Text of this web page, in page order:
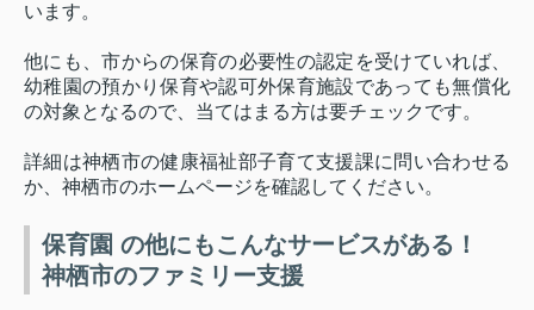
います。
他にも、市からの保育の必要性の認定を受けていれば、
幼稚園の預かり保育や認可外保育施設であっても無償化
の対象となるので、当てはまる方は要チェックです。
詳細は神栖市の健康福祉部子育て支援課に問い合わせる
か、神栖市のホームページを確認してください。
保育園 の他にもこんなサービスがある！
神栖市のファミリー支援